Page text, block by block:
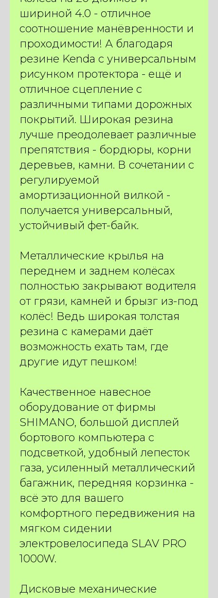
шириной 4.0 - отличное
соотношение манёвренности и
проходимости! А благодаря
резине Kenda с универсальным
рисунком протектора - ещё и
отличное сцепление с
различными типами дорожных
покрытий. Широкая резина
лучше преодолевает различные
препятствия - бордюры, корни
деревьев, камни. В сочетании с
регулируемой
амортизационной вилкой -
получается универсальный,
устойчивый фет-байк.
Металлические крылья на
переднем и заднем колёсах
полностью закрывают водителя
от грязи, камней и брызг из-под
колёс! Ведь широкая толстая
резина с камерами даёт
возможность ехать там, где
другие идут пешком!
Качественное навесное
оборудование от фирмы
SHIMANO, большой дисплей
бортового компьютера с
подсветкой, удобный лепесток
газа, усиленный металлический
багажник, передняя корзинка -
всё это для вашего
комфортного передвижения на
мягком сидении
электровелосипеда SLAV PRO
1000W.
Дисковые механические
ПОДОБРАТЬ ЭЛЕКТРОВЕЛОСИПЕД
И получите подарки
ПОДБЕРИТЕ ИДЕАЛЬНЫЙ
ЭЛЕКТРОВЕЛОСИПЕД
КОНКРЕТНО ПОД ВАС
ВСЕГО ЗА 2 МИНУТЫ